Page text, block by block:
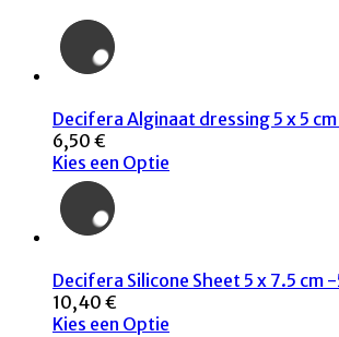
Decifera Alginaat dressing 5 x 5
6,50 €
Kies een Optie
Decifera Silicone Sheet 5 x 7.5 cm
10,40 €
Kies een Optie